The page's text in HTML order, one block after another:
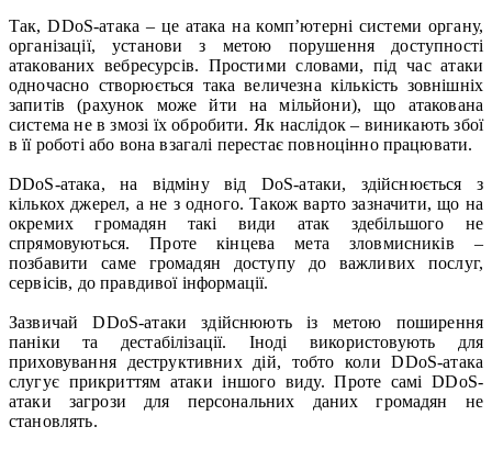
Так, DDoS-атака – це атака на комп’ютерні системи органу,
організації, установи з метою порушення доступності
атакованих вебресурсів. Простими словами, під час атаки
одночасно створюється така величезна кількість зовнішніх
запитів (рахунок може йти на мільйони), що атакована
система не в змозі їх обробити. Як наслідок – виникають збої
в її роботі або вона взагалі перестає повноцінно працювати.
DDoS-атака, на відміну від DoS-атаки, здійснюється з
кількох джерел, а не з одного. Також варто зазначити, що на
окремих громадян такі види атак здебільшого не
спрямовуються. Проте кінцева мета зловмисників –
позбавити саме громадян доступу до важливих послуг,
сервісів, до правдивої інформації.
Зазвичай DDoS-атаки здійснюють із метою поширення
паніки та дестабілізації. Іноді використовують для
приховування деструктивних дій, тобто коли DDoS-атака
слугує прикриттям атаки іншого виду. Проте самі DDoS-
атаки загрози для персональних даних громадян не
становлять.